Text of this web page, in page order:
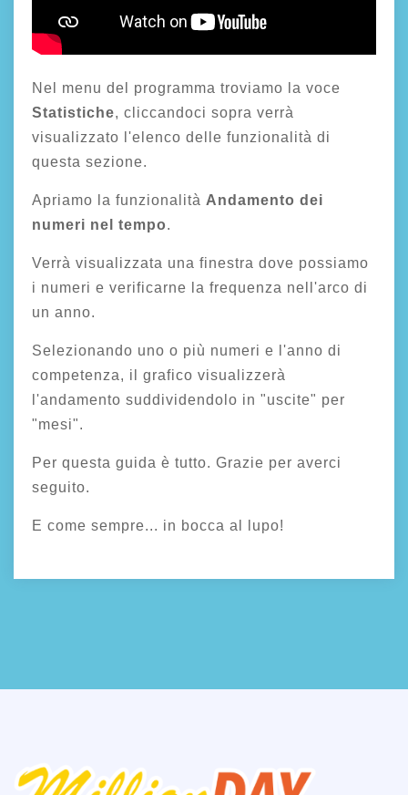
Nel menu del programma troviamo la voce
Statistiche, cliccandoci sopra verrà
visualizzato l'elenco delle funzionalità di
questa sezione.
Apriamo la funzionalità Andamento dei
numeri nel tempo.
Verrà visualizzata una finestra dove possiamo
i numeri e verificarne la frequenza nell'arco di
un anno.
Selezionando uno o più numeri e l'anno di
competenza, il grafico visualizzerà
l'andamento suddividendolo in "uscite" per
"mesi".
Per questa guida è tutto. Grazie per averci
seguito.
E come sempre... in bocca al lupo!